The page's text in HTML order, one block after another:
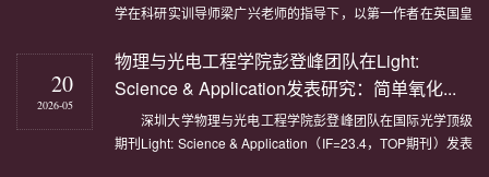
学在科研实训导师梁广兴老师的指导下，以第一作者在英国皇
子7.5，中国科学院一区，TOP期刊）发表题为“Band-bending
Engineering In Cu₂ZnSnS₄Photocathodes Using A
Composite (Zn,Ti)O Electron Transpor...
20
2026-05
物理与光电工程学院彭登峰团队在Light:
Science & Application发表研究：简单氧化...
深圳大学物理与光电工程学院彭登峰团队在国际光学顶级
期刊Light: Science & Application（IF=23.4，TOP期刊）发表